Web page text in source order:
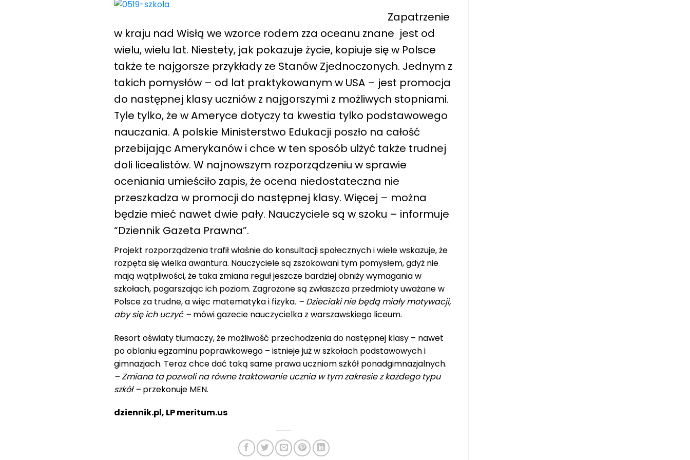
Zapatrzenie
w kraju nad Wisłą we wzorce rodem zza oceanu znane jest od
wielu, wielu lat. Niestety, jak pokazuje życie, kopiuje się w Polsce
także te najgorsze przykłady ze Stanów Zjednoczonych. Jednym z
takich pomysłów – od lat praktykowanym w USA – jest promocja
do następnej klasy uczniów z najgorszymi z możliwych stopniami.
Tyle tylko, że w Ameryce dotyczy ta kwestia tylko podstawowego
nauczania. A polskie Ministerstwo Edukacji poszło na całość
przebijając Amerykanów i chce w ten sposób ulżyć także trudnej
doli licealistów. W najnowszym rozporządzeniu w sprawie
oceniania umieściło zapis, że ocena niedostateczna nie
przeszkadza w promocji do następnej klasy. Więcej – można
będzie mieć nawet dwie pały. Nauczyciele są w szoku – informuje
“Dziennik Gazeta Prawna”.
Projekt rozporządzenia trafił właśnie do konsultacji społecznych i wiele wskazuje, że
rozpęta się wielka awantura. Nauczyciele są zszokowani tym pomysłem, gdyż nie
mają wątpliwości, że taka zmiana reguł jeszcze bardziej obniży wymagania w
szkołach, pogarszając ich poziom. Zagrożone są zwłaszcza przedmioty uważane w
Polsce za trudne, a więc matematyka i fizyka. – Dzieciaki nie będą miały motywacji,
aby się ich uczyć – mówi gazecie nauczycielka z warszawskiego liceum.
Resort oświaty tłumaczy, że możliwość przechodzenia do następnej klasy – nawet
po oblaniu egzaminu poprawkowego – istnieje już w szkołach podstawowych i
gimnazjach. Teraz chce dać taką same prawa uczniom szkół ponadgimnazjalnych.
– Zmiana ta pozwoli na równe traktowanie ucznia w tym zakresie z każdego typu
szkół – przekonuje MEN.
dziennik.pl, LP meritum.us